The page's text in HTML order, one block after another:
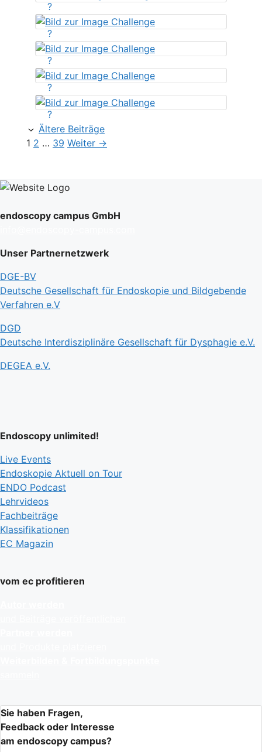
?
?
?
?
?
Ältere Beiträge
Seite
1 Seite
2 … Seite
39 Weiter →
endoscopy campus GmbH
Unser Partnernetzwerk
DGE-BV
Deutsche Gesellschaft für Endoskopie und Bildgebende
Verfahren e.V
DGD
Deutsche Interdisziplinäre Gesellschaft für Dysphagie e.V.
DEGEA e.V.
Endoscopy unlimited!
Live Events
Endoskopie Aktuell on Tour
ENDO Podcast
Lehrvideos
Fachbeiträge
Klassifikationen
EC Magazin
vom ec profitieren
Sie haben Fragen,
Feedback oder Interesse
am endoscopy campus?